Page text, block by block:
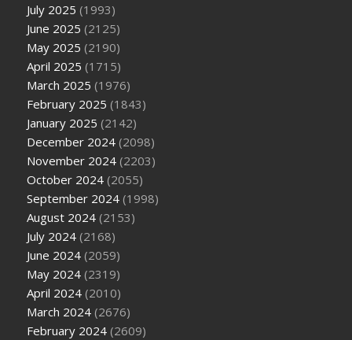
July 2025 (1993)
June 2025 (2125)
May 2025 (2190)
April 2025 (1715)
March 2025 (1976)
February 2025 (1843)
January 2025 (2142)
December 2024 (2098)
November 2024 (2203)
October 2024 (2055)
September 2024 (1998)
August 2024 (2153)
July 2024 (2168)
June 2024 (2059)
May 2024 (2319)
April 2024 (2010)
March 2024 (2676)
February 2024 (2609)